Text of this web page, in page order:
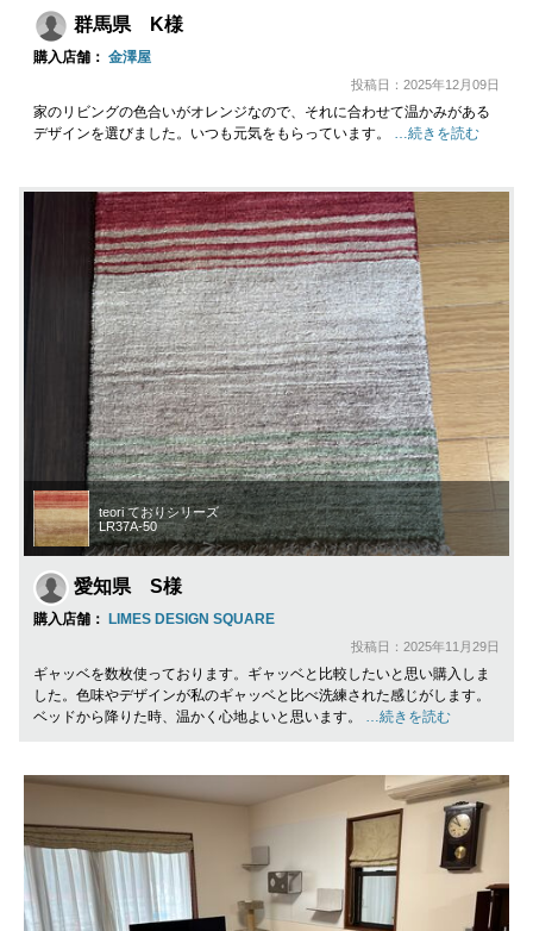
群馬県 K様
購入店舗： 金澤屋
投稿日：2025年12月09日
家のリビングの色合いがオレンジなので、それに合わせて温かみがある
デザインを選びました。いつも元気をもらっています。 …続きを読む
teori ておりシリーズ
LR37A-50
愛知県 S様
購入店舗： LIMES DESIGN SQUARE
投稿日：2025年11月29日
ギャッベを数枚使っております。ギャッベと比較したいと思い購入しま
した。色味やデザインが私のギャッベと比べ洗練された感じがします。
ベッドから降りた時、温かく心地よいと思います。 …続きを読む